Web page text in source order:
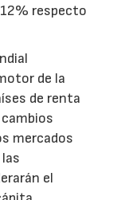
respecto
de la
de renta
mercados
el